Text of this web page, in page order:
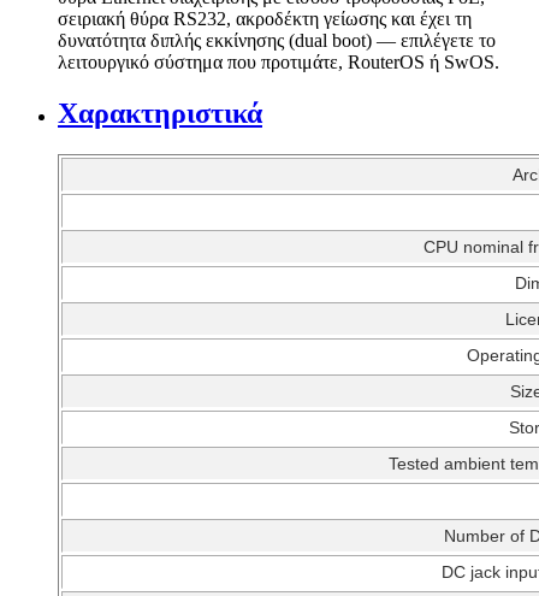
σειριακή θύρα RS232, ακροδέκτη γείωσης και έχει τη
δυνατότητα διπλής εκκίνησης (dual boot) — επιλέγετε το
λειτουργικό σύστημα που προτιμάτε, RouterOS ή SwOS.
Χαρακτηριστικά
CPU nominal
Tested ambient
Number of
DC jack